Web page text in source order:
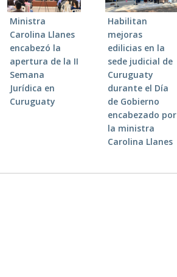
Ministra
Carolina Llanes
encabezó la
apertura de la II
Semana
Jurídica en
Curuguaty
Habilitan
mejoras
edilicias en la
sede judicial de
Curuguaty
durante el Día
de Gobierno
encabezado por
la ministra
Carolina Llanes